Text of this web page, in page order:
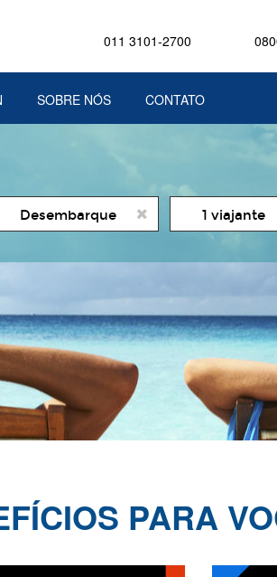
011 3101-2700
SOBRE NÓS CONTATO
Numero
de
1 viajante
PARA